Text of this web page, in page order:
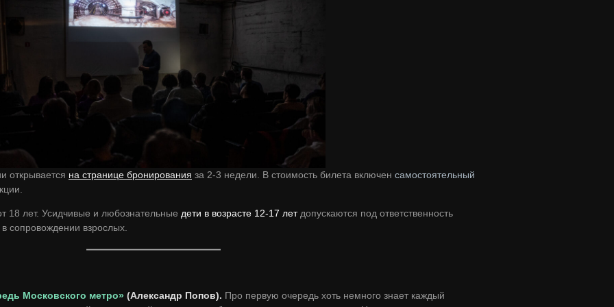
открывается на странице бронирования за 2-3 недели. В стоимость билета включен самостоятельный
18 лет. Усидчивые и любознательные дети в возрасте 12-17 летдопускаются под ответственность
сопровождении взрослых.
Московского метро» (Александр Попов). Про первую очередь хоть немного знает каждый